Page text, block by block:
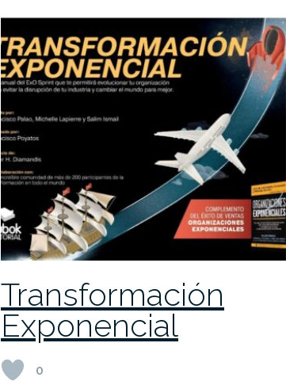
Transformación
Exponencial
0